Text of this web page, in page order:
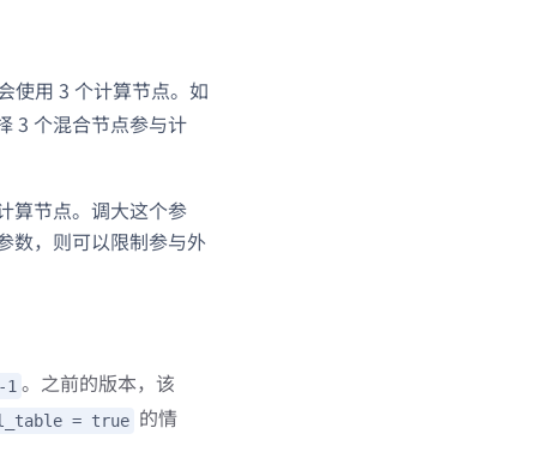
使用 3 个计算节点。如
3 个混合节点参与计
算节点。调大这个参
数，则可以限制参与外
-1 。之前的版本，该
= true 的情